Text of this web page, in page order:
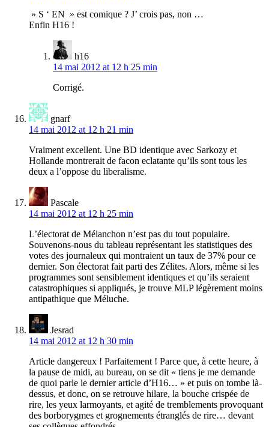
» S ‘ EN » est comique ? J’ crois pas, non …
Enfin H16 !
h16
14 mai 2012 at 12 h 25 min
Corrigé.
gnarf
14 mai 2012 at 12 h 21 min
Vraiment excellent. Une BD identique avec Sarkozy et
Hollande montrerait de facon eclatante qu’ils sont tous les
deux a l’oppose du liberalisme.
Pascale
14 mai 2012 at 12 h 25 min
L’électorat de Mélanchon n’est pas du tout populaire.
Souvenons-nous du tableau représentant les statistiques des
votes des journaleux qui montraient un taux de 37% pour ce
dernier. Son électorat fait parti des Zélites. Alors, même si les
programmes sont sensiblement identiques et qu’ils seraient
catastrophiques si appliqués, je trouve MLP légèrement moins
antipathique que Méluche.
Jesrad
14 mai 2012 at 12 h 30 min
Article dangereux ! Parfaitement ! Parce que, à cette heure, à
la pause de midi, au bureau, on se dit « tiens je me demande
de quoi parle le dernier article d’H16… » et puis on tombe là-
dessus, et donc, on se retrouve hilare, la bouche crispée de
rire, les yeux larmoyants, et agité de tremblements provoquant
des borborygmes et grognements étranglés de rire… devant